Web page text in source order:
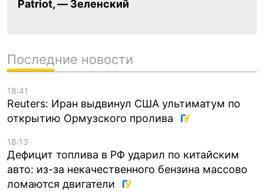
Patriot, — Зеленский
Последние новости
18:41
Reuters: Иран выдвинул США ультиматум по
открытию Ормузского пролива
18:13
Дефицит топлива в РФ ударил по китайским
авто: из-за некачественного бензина массово
ломаются двигатели